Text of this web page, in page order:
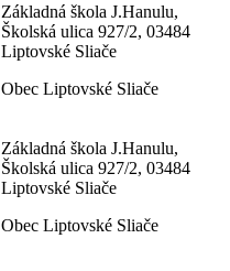
Základná škola J.Hanulu,
Školská ulica 927/2, 03484
Liptovské Sliače
Obec Liptovské Sliače
Základná škola J.Hanulu,
Školská ulica 927/2, 03484
Liptovské Sliače
Obec Liptovské Sliače